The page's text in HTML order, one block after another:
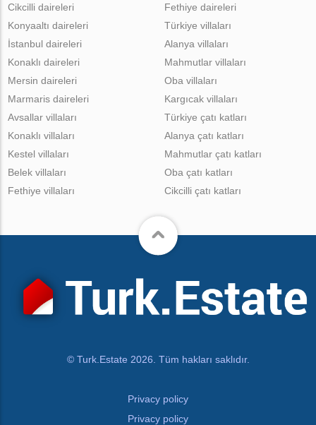
Cikcilli daireleri
Fethiye daireleri
Konyaaltı daireleri
İstanbul daireleri
Konaklı daireleri
Mersin daireleri
Marmaris daireleri
Türkiye villaları
Alanya villaları
Mahmutlar villaları
Oba villaları
Kargıcak villaları
Avsallar villaları
Konaklı villaları
Kestel villaları
Belek villaları
Fethiye villaları
Türkiye çatı katları
Alanya çatı katları
Mahmutlar çatı katları
Oba çatı katları
Cikcilli çatı katları
© Turk.Estate 2026. Tüm hakları saklıdır.
Privacy policy
Privacy policy